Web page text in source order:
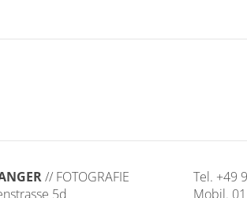
// FOTOGRAFIE
5d
Tel. +49
Mobil.